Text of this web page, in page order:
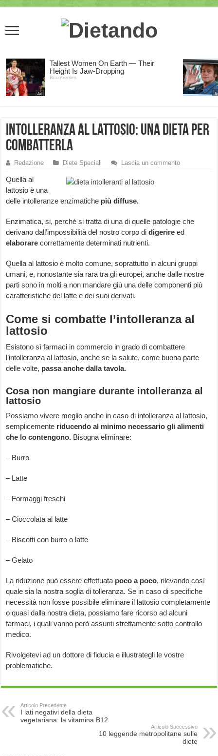
Intolleranza al lattosio: una dieta per
combatterla
Redazione Diete Speciali Lascia un commento
Quella al
lattosio è una
delle intolleranze enzimatiche più diffuse.
Enzimatica, si, perché si tratta di una di quelle patologie che
derivano dall’impossibilità del nostro corpo didigerireed
elaborarecorrettamente determinati nutrienti.
Quella al lattosio è molto comune, soprattutto in alcuni gruppi
umani, e, nonostante sia rara tra gli europei, anche dalle nostre
parti sono in molti a non mandare giù una delle componenti più
caratteristiche del latte e dei suoi derivati.
Come si combatte l’intolleranza al
lattosio
Esistono sì farmaci in commercio in grado di combattere
l’intolleranza al lattosio, anche se la salute, come buona parte
delle volte, passa anche dalla tavola.
Cosa non mangiare durante intolleranza al
lattosio
Possiamo vivere meglio anche in caso di intolleranza al lattosio,
semplicemente riducendo al minimo necessario gli alimenti
che lo contengono. Bisogna eliminare:
– Burro
– Latte
– Formaggi freschi
– Cioccolata al latte
– Biscotti con burro o latte
– Gelato
La riduzione può essere effettuata poco a poco, rilevando così
quale sia la nostra soglia di tolleranza. Se in caso di specifiche
necessità non fosse possibile eliminare il lattosio completamente
o quasi dalla nostra dieta, possiamo fare ricorso ad alcuni
farmaci, i quali vanno però assunti strettamente sotto controllo
medico.
Rivolgetevi ad un dottore di fiducia e illustrategli le vostre
problematiche.
Articolo Precedente
I lati negativi della dieta
vegetariana: la vitamina B12
Articolo Successivo
10 leggende metropolitane sulle
diete